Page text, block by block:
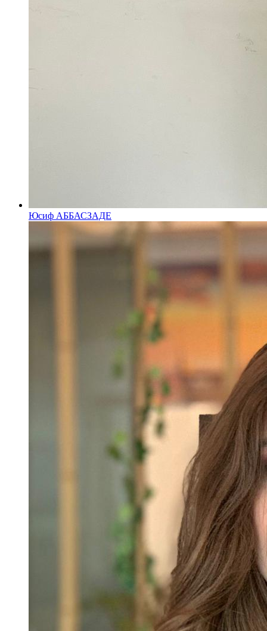
Юсиф АББАСЗАДЕ